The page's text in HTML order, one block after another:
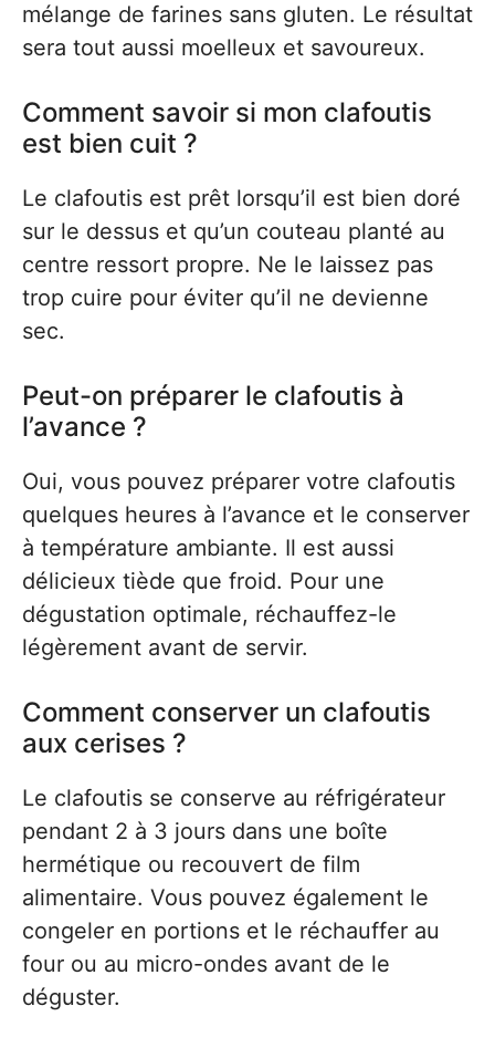
mélange de farines sans gluten. Le résultat
sera tout aussi moelleux et savoureux.
Comment savoir si mon clafoutis
est bien cuit ?
Le clafoutis est prêt lorsqu’il est bien doré
sur le dessus et qu’un couteau planté au
centre ressort propre. Ne le laissez pas
trop cuire pour éviter qu’il ne devienne
sec.
Peut-on préparer le clafoutis à
l’avance ?
Oui, vous pouvez préparer votre clafoutis
quelques heures à l’avance et le conserver
à température ambiante. Il est aussi
délicieux tiède que froid. Pour une
dégustation optimale, réchauffez-le
légèrement avant de servir.
Comment conserver un clafoutis
aux cerises ?
Le clafoutis se conserve au réfrigérateur
pendant 2 à 3 jours dans une boîte
hermétique ou recouvert de film
alimentaire. Vous pouvez également le
congeler en portions et le réchauffer au
four ou au micro-ondes avant de le
déguster.